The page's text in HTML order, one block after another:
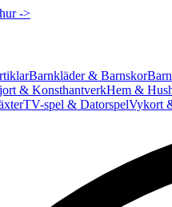
->
Barnkläder & Barnskor
& KonsthantverkHem &
TV-spel & DatorspelVykort